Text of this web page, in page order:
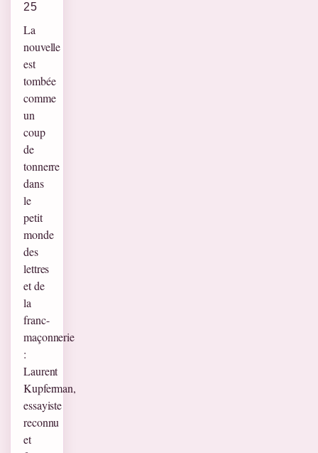
25
La
nouvelle
est
tombée
comme
un
coup
de
tonnerre
dans
le
petit
monde
des
lettres
et de
la
franc-
maçonnerie
:
Laurent
Kupferman,
essayiste
reconnu
et